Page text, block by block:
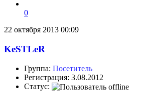
0
22 октября 2013 00:09
KeSTLeR
Группа: Посетитель
Регистрация: 3.08.2012
Статус: